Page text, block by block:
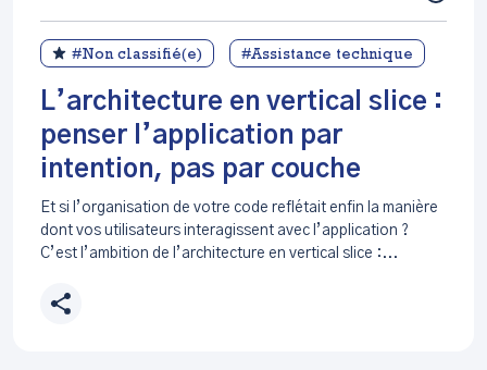
#Non classifié(e) #Assistance technique
L’architecture en vertical slice :
penser l’application par
intention, pas par couche
Et si l’organisation de votre code reflétait enfin la manière
dont vos utilisateurs interagissent avec l’application ?
C’est l’ambition de l’architecture en vertical slice :...